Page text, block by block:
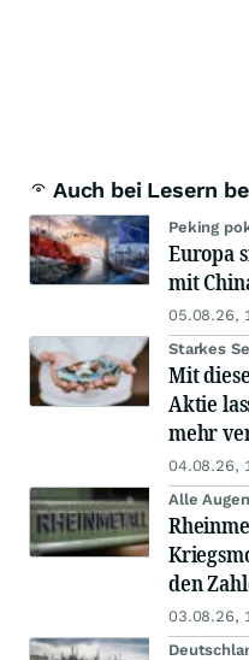
Auch bei Lesern
Peking
Europa
mit
05.08.26,
Starkes
Mit
Aktie
mehr
04.08.26,
Alle
den
03.08.26,